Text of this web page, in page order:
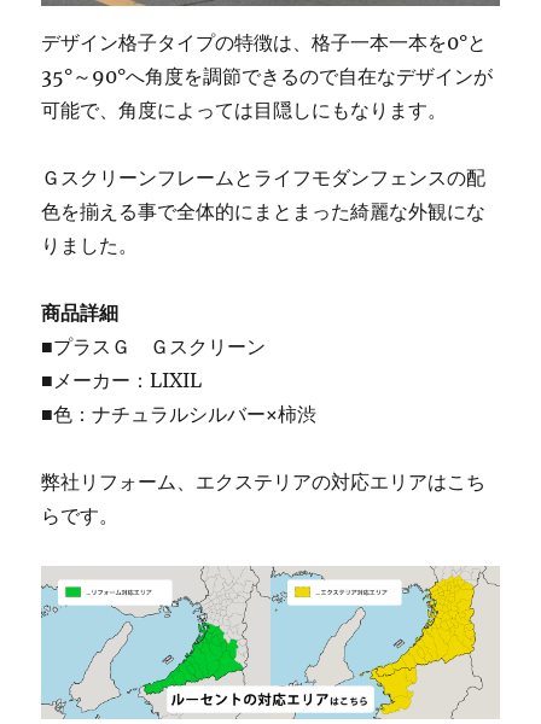
デザイン格子タイプの特徴は、格子一本一本を0°と
35°～90°へ角度を調節できるので自在なデザインが
可能で、角度によっては目隠しにもなります。
Ｇスクリーンフレームとライフモダンフェンスの配
色を揃える事で全体的にまとまった綺麗な外観にな
りました。
商品詳細
■プラスＧ Ｇスクリーン
■メーカー：LIXIL
■色：ナチュラルシルバー×柿渋
弊社リフォーム、エクステリアの対応エリアはこち
らです。